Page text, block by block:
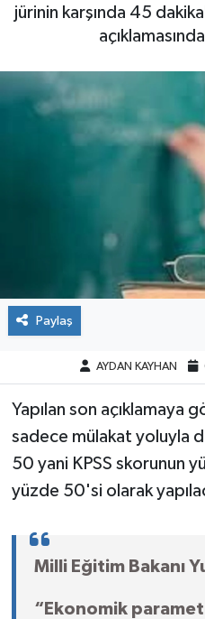
jürinin karşında 45
Paylaş
AYDAN KAYHAN
Yapılan son açıklamaya
sadece mülakat yoluyla
50 yani KPSS skorunun
yüzde 50'si olarak
Milli Eğitim Bakanı
“Ekonomik